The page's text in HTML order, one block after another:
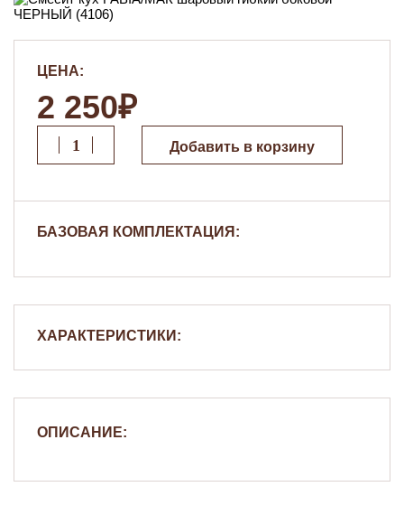
ЦЕНА:
2 250₽
Добавить в корзину
БАЗОВАЯ КОМПЛЕКТАЦИЯ:
ХАРАКТЕРИСТИКИ:
ОПИСАНИЕ: